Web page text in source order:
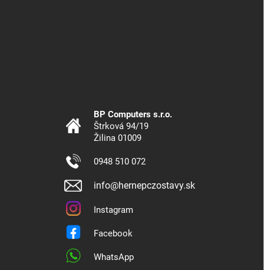
BP Computers s.r.o.
Štrková 94/19
Žilina 01009
0948 510 072
info@hernepczostavy.sk
Instagram
Facebook
WhatsApp